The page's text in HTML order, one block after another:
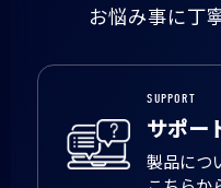
お悩み事に丁
SUPPORT
サポー
製品につ